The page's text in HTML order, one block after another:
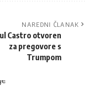
NAREDNI ČLANAK
Castro otvoren
za pregovore s
Trumpom